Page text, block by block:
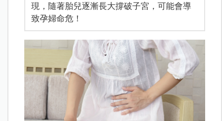
現，隨著胎兒逐漸長大撐破子宮，可能會導
致孕婦命危！